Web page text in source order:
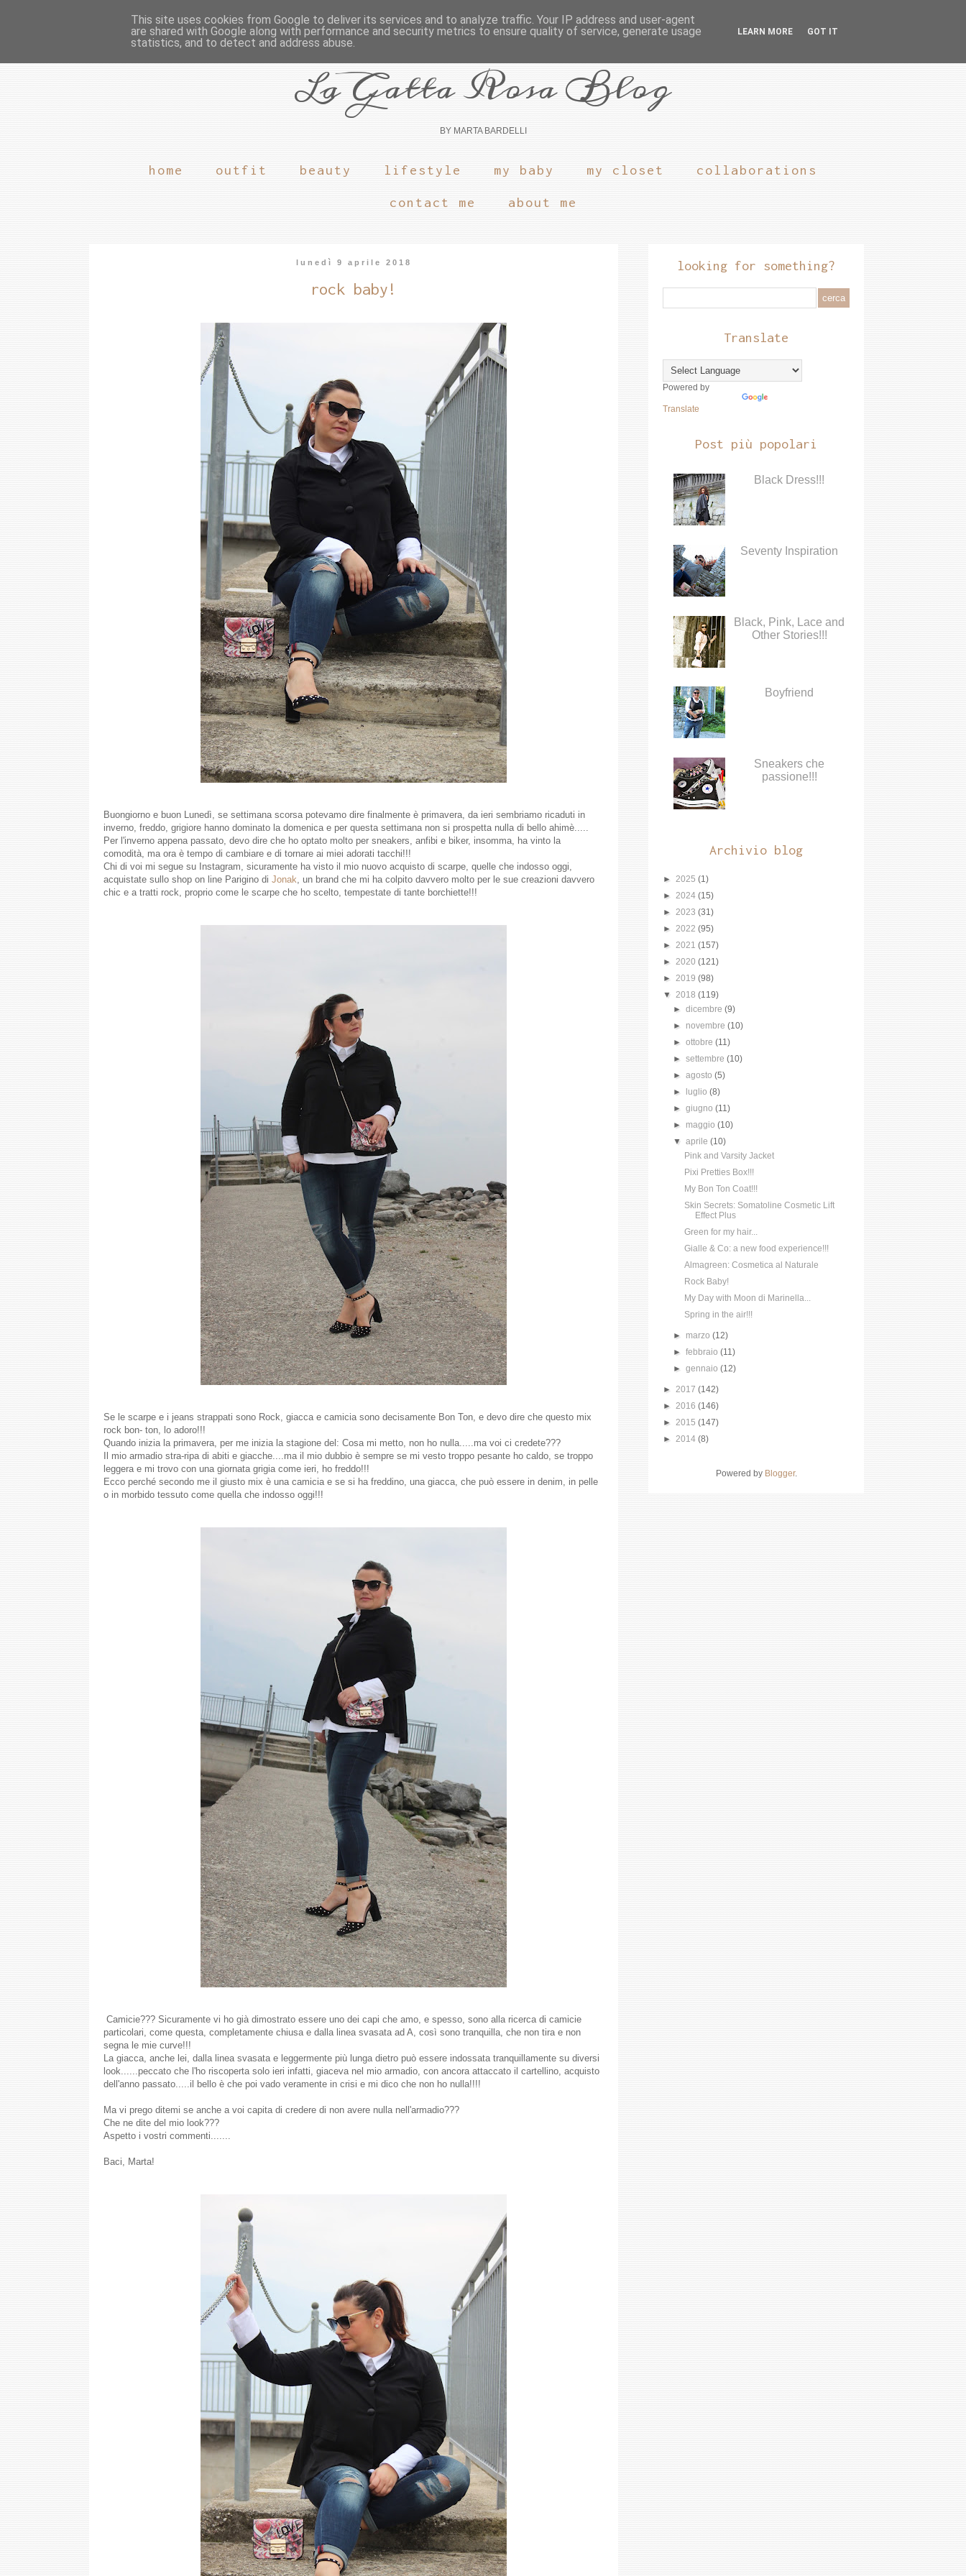
La Gatta Rosa Blog
BY MARTA BARDELLI
home outfit beauty lifestyle my baby my closet collaborations
contact me about me
lunedì 9 aprile 2018
rock baby!
Buongiorno e buon Lunedì, se settimana scorsa potevamo dire finalmente è primavera, da ieri sembriamo ricaduti in
inverno, freddo, grigiore hanno dominato la domenica e per questa settimana non si prospetta nulla di bello ahimè.....
Per l'inverno appena passato, devo dire che ho optato molto per sneakers, anfibi e biker, insomma, ha vinto la
comodità, ma ora è tempo di cambiare e di tornare ai miei adorati tacchi!!!
Chi di voi mi segue su Instagram, sicuramente ha visto il mio nuovo acquisto di scarpe, quelle che indosso oggi,
acquistate sullo shop on line Parigino di Jonak, un brand che mi ha colpito davvero molto per le sue creazioni davvero
chic e a tratti rock, proprio come le scarpe che ho scelto, tempestate di tante borchiette!!!
Se le scarpe e i jeans strappati sono Rock, giacca e camicia sono decisamente Bon Ton, e devo dire che questo mix
rock bon- ton, lo adoro!!!
Quando inizia la primavera, per me inizia la stagione del: Cosa mi metto, non ho nulla.....ma voi ci credete???
Il mio armadio stra-ripa di abiti e giacche....ma il mio dubbio è sempre se mi vesto troppo pesante ho caldo, se troppo
leggera e mi trovo con una giornata grigia come ieri, ho freddo!!!
Ecco perché secondo me il giusto mix è una camicia e se si ha freddino, una giacca, che può essere in denim, in pelle
o in morbido tessuto come quella che indosso oggi!!!
Camicie??? Sicuramente vi ho già dimostrato essere uno dei capi che amo, e spesso, sono alla ricerca di camicie
particolari, come questa, completamente chiusa e dalla linea svasata ad A, così sono tranquilla, che non tira e non
segna le mie curve!!!
La giacca, anche lei, dalla linea svasata e leggermente più lunga dietro può essere indossata tranquillamente su diversi
look......peccato che l'ho riscoperta solo ieri infatti, giaceva nel mio armadio, con ancora attaccato il cartellino, acquisto
dell'anno passato.....il bello è che poi vado veramente in crisi e mi dico che non ho nulla!!!!
Ma vi prego ditemi se anche a voi capita di credere di non avere nulla nell'armadio???
Che ne dite del mio look???
Aspetto i vostri commenti.......
Baci, Marta!
looking for something?
Translate
Powered by
Translate
Post più popolari
Black Dress!!!
Seventy Inspiration
Black, Pink, Lace and
Other Stories!!!
Boyfriend
Sneakers che
passione!!!
Archivio blog
► 2025 (1)
► 2024 (15)
► 2023 (31)
► 2022 (95)
► 2021 (157)
► 2020 (121)
► 2019 (98)
▼ 2018 (119)
►dicembre(9)
► novembre(10)
►ottobre(11)
►settembre(10)
►agosto(5)
►
luglio(8)
►giugno(11)
► maggio(10)
▼aprile(10)
Pink and Varsity Jacket
Pixi Pretties Box!!!
My Bon Ton Coat!!!
Skin Secrets: Somatoline Cosmetic Lift
Effect Plus
Green for my hair...
Gialle & Co: a new food experience!!!
Almagreen: Cosmetica al Naturale
Rock Baby!
My Day with Moon di Marinella...
Spring in the air!!!
► marzo(12)
►febbraio(11)
►gennaio(12)
► 2017 (142)
► 2016 (146)
► 2015 (147)
► 2014 (8)
Powered by Blogger.
This site uses cookies from Google to deliver its services and to analyze traffic. Your IP address and user-agent
are shared with Google along with performance and security metrics to ensure quality of service, generate usage
statistics, and to detect and address abuse.
LEARN MORE GOT IT